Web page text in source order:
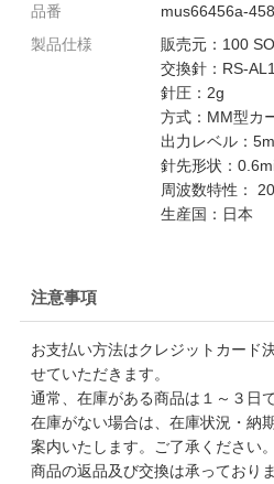
品番
mus66456a-
製品仕様
販売元：100
交換針：RS-
針圧：2g
方式：MM型カ
出力レベル：
針先形状：
周波数特性：
生産国：日本
注意事項
お支払い方法はクレジットカード
せていただきます。
通常、在庫がある商品は１～３日
在庫がない場合は、在庫状況・納
案内いたします。ご了承ください。
商品の返品及び交換は承っており